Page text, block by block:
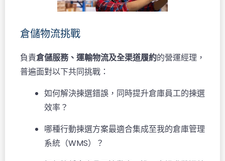
倉儲物流挑戰
負責倉儲服務、運輸物流及全渠道履約的營運經理，
普遍面對以下共同挑戰：
如何解決揀選錯誤，同時提升倉庫員工的揀選
效率？
哪種行動揀選方案最適合集成至我的倉庫管理
系統（WMS）？